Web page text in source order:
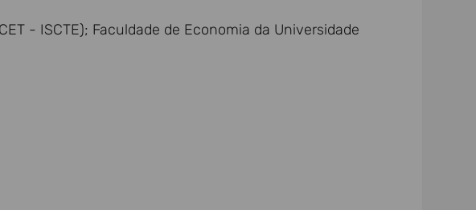
- ISCTE); Faculdade de Economia da Universidade